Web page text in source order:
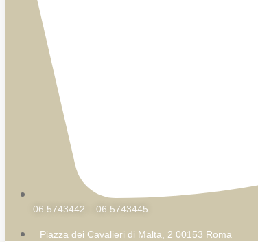
06 5743442 – 06 5743445
Piazza dei Cavalieri di Malta, 2 00153 Roma